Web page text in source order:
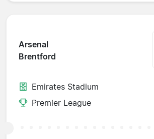
Arsenal
Brentford
Emirates Stadium
Premier League